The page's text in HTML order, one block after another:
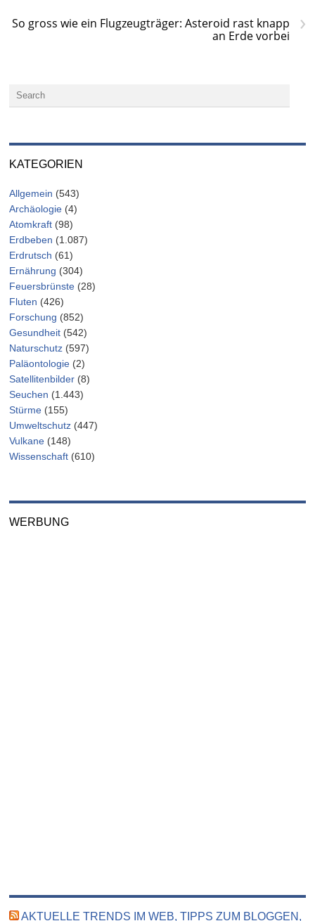
›
So gross wie ein Flugzeugträger: Asteroid rast knapp
an Erde vorbei
KATEGORIEN
Allgemein (543)
Archäologie (4)
Atomkraft (98)
Erdbeben (1.087)
Erdrutsch (61)
Ernährung (304)
Feuersbrünste (28)
Fluten (426)
Forschung (852)
Gesundheit (542)
Naturschutz (597)
Paläontologie (2)
Satellitenbilder (8)
Seuchen (1.443)
Stürme (155)
Umweltschutz (447)
Vulkane (148)
Wissenschaft (610)
WERBUNG
AKTUELLE TRENDS IM WEB, TIPPS ZUM BLOGGEN,